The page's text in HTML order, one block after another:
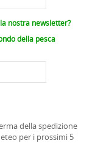
nostra newsletter?
della pesca
della spedizione
per i prossimi 5